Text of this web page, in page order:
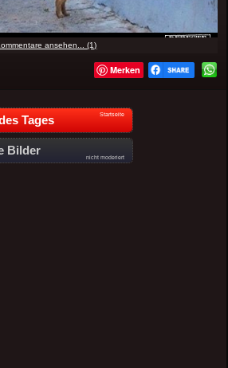
ansehen... (1)
Merken
Tages Startseite
Bilder
nicht moderiert